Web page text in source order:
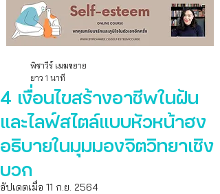
4 เงื่อนไขสร้างอาชีพในฝัน
และไลฟ์สไตล์แบบหัวหน้าฮง
อธิบายในมุมมองจิตวิทยาเชิง
บวก
พิชาวีร์ เมฆขยาย
ยาว 1 นาที
อัปเดตเมื่อ 11 ก.ย. 2564